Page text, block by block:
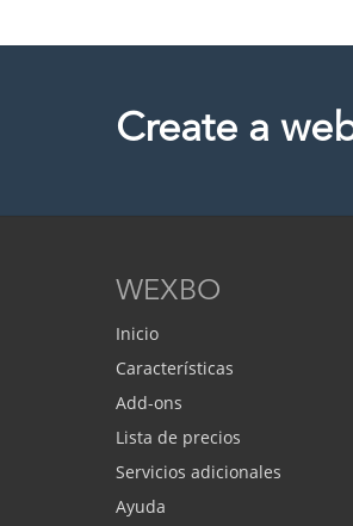
Create a
WEXBO
Inicio
Características
Add-ons
Lista de precios
Servicios adicionales
Ayuda